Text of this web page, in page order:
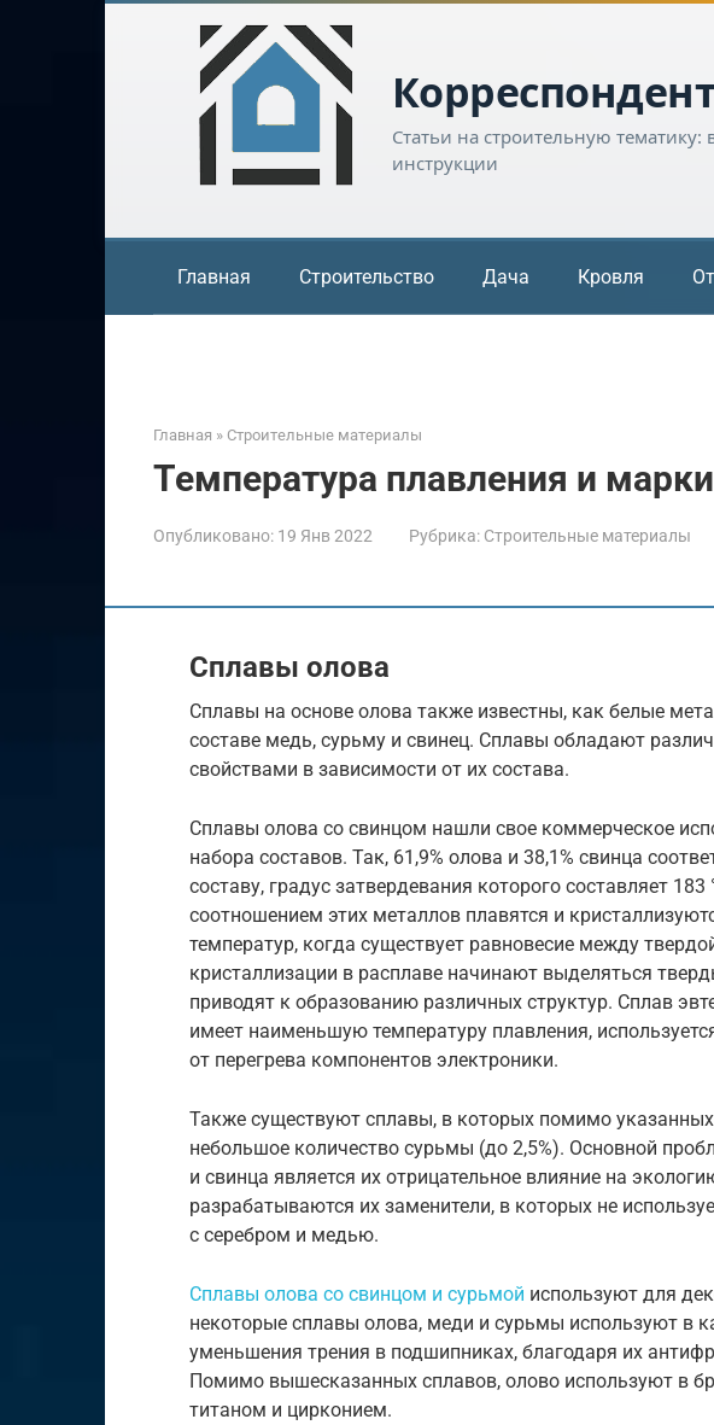
Статьи на строительную
инструкции
Главная Строительство Дача Кровля
Главная » Строительные материалы
Температура плавления и
Опубликовано: 19 Янв 2022 Рубрика: Строительные материалы
Сплавы олова
Сплавы на основе олова также известны, как белые
составе медь, сурьму и свинец. Сплавы обладают
свойствами в зависимости от их состава.
Сплавы олова со свинцом нашли свое коммерческое
набора составов. Так, 61,9% олова и 38,1% свинца
составу, градус затвердевания которого составляет
соотношением этих металлов плавятся и
температур, когда существует равновесие между
кристаллизации в расплаве начинают выделяться
приводят к образованию различных структур. Сплав
имеет наименьшую температуру плавления,
от перегрева компонентов электроники.
Также существуют сплавы, в которых помимо указанных
небольшое количество сурьмы (до 2,5%). Основной
и свинца является их отрицательное влияние на
разрабатываются их заменители, в которых не
с серебром и медью.
Сплавы олова со свинцом и сурьмой используют для
некоторые сплавы олова, меди и сурьмы используют в
уменьшения трения в подшипниках, благодаря их
Помимо вышесказанных сплавов, олово используют в
титаном и цирконием.